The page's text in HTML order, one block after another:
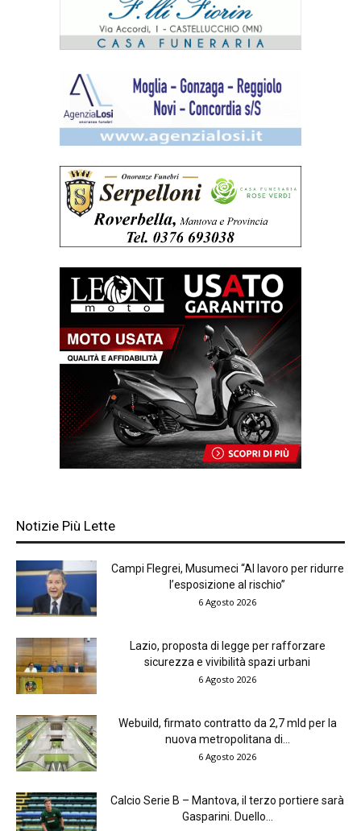
Notizie Più Lette
Campi Flegrei, Musumeci “Al lavoro per ridurre
l’esposizione al rischio”
6 Agosto 2026
Lazio, proposta di legge per rafforzare
sicurezza e vivibilità spazi urbani
6 Agosto 2026
Webuild, firmato contratto da 2,7 mld per la
nuova metropolitana di...
6 Agosto 2026
Calcio Serie B – Mantova, il terzo portiere sarà
Gasparini. Duello...